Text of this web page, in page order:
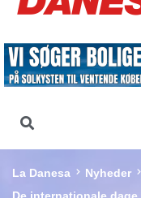
La Danesa Nyheder